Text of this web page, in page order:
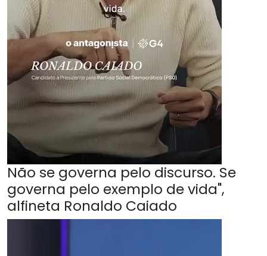
Não se governa pelo discurso. Se
governa pelo exemplo de vida",
alfineta Ronaldo Caiado